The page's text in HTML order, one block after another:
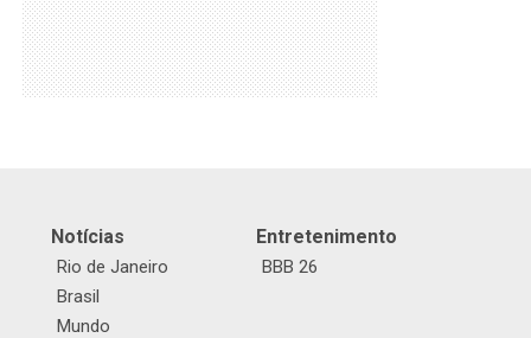
Notícias
Rio de Janeiro
Brasil
Mundo
Entretenimento
BBB 26